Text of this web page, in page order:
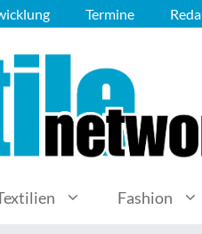
Termine
Fashion